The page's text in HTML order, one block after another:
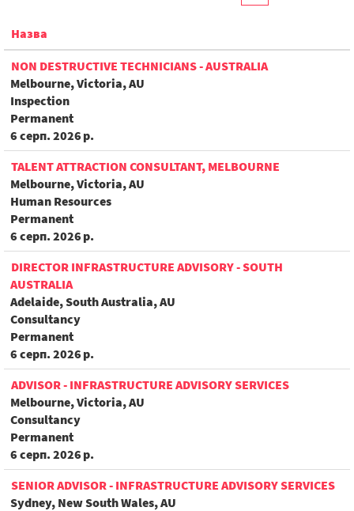
Назва
NON DESTRUCTIVE TECHNICIANS - AUSTRALIA
Melbourne, Victoria, AU
Inspection
Permanent
6 серп. 2026 р.
TALENT ATTRACTION CONSULTANT, MELBOURNE
Melbourne, Victoria, AU
Human Resources
Permanent
6 серп. 2026 р.
DIRECTOR INFRASTRUCTURE ADVISORY - SOUTH
AUSTRALIA
Adelaide, South Australia, AU
Consultancy
Permanent
6 серп. 2026 р.
ADVISOR - INFRASTRUCTURE ADVISORY SERVICES
Melbourne, Victoria, AU
Consultancy
Permanent
6 серп. 2026 р.
SENIOR ADVISOR - INFRASTRUCTURE ADVISORY SERVICES
Sydney, New South Wales, AU